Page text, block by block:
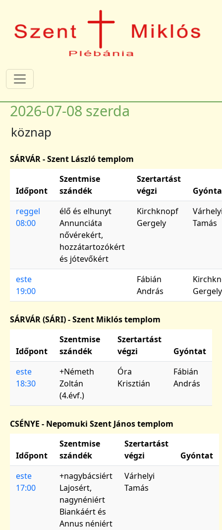
2026-07-08 szerda
köznap
SÁRVÁR - Szent László templom
Időpont
Szentmise
szándék
Szertartást
végzi
reggel
08:00
élő és elhunyt
Annunciáta
nővérekért,
hozzátartozókért
és jótevőkért
Kirchknopf
Gergely
Tamás
este
19:00
Fábián
András
Gergely
SÁRVÁR (SÁRI) - Szent Miklós templom
Időpont
Szentmise
szándék
Szertartást
végzi
Gyóntat
este
18:30
+Németh
Zoltán
(4.évf.)
Óra
Krisztián
Fábián
András
CSÉNYE - Nepomuki Szent János templom
Időpont
Szentmise
szándék
Szertartást
végzi
Gyóntat
este
17:00
+nagybácsiért
Lajosért,
nagynéniért
Biankáért és
Annus néniért
Várhelyi
Tamás